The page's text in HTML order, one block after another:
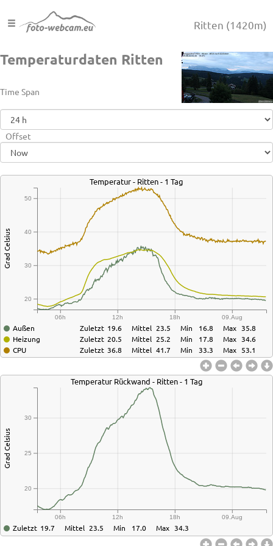
Ritten (1420m)
Temperaturdaten Ritten
Time Span
Offset
Temperatur - Ritten - 1 Tag
06h 12h 18h 09.Aug
20
30
40
50
Grad Celsius
Außen
Heizung
CPU
Zuletzt
Zuletzt
Zuletzt
19.6
20.5
36.8
Mittel
Mittel
Mittel
23.5
25.2
41.7
Min
Min
Min
16.8
17.8
33.3
Max
Max
Max
35.8
34.6
53.1
Temperatur Rückwand - Ritten - 1 Tag
06h 12h 18h 09.Aug
20
25
30
Grad Celsius
Zuletzt 19.7 Mittel 23.5 Min 17.0 Max 34.3